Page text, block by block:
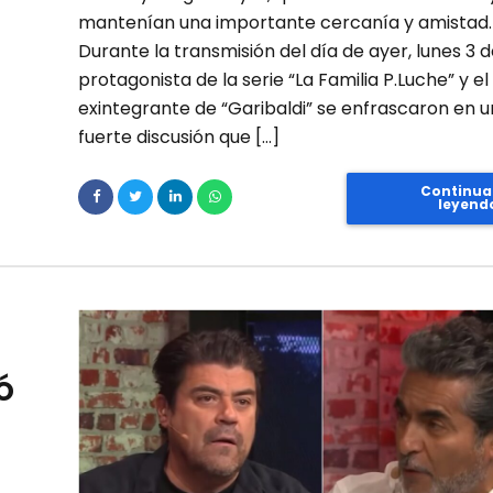
mantenían una importante cercanía y
Durante la transmisión del día de ayer, lunes 3
protagonista de la serie “La Familia P.Luche” y el
exintegrante de “Garibaldi” se enfrascaron en
fuerte discusión que […]